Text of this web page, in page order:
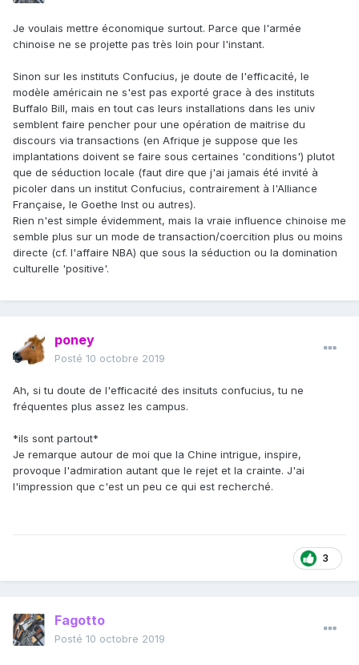
Je voulais mettre économique surtout. Parce que l'armée
chinoise ne se projette pas très loin pour l'instant.
Sinon sur les instituts Confucius, je doute de l'efficacité, le
modèle américain ne s'est pas exporté grace à des instituts
Buffalo Bill, mais en tout cas leurs installations dans les univ
semblent faire pencher pour une opération de maitrise du
discours via transactions (en Afrique je suppose que les
implantations doivent se faire sous certaines 'conditions') plutot
que de séduction locale (faut dire que j'ai jamais été invité à
picoler dans un institut Confucius, contrairement à l'Alliance
Française, le Goethe Inst ou autres).
Rien n'est simple évidemment, mais la vraie influence chinoise me
semble plus sur un mode de transaction/coercition plus ou moins
directe (cf. l'affaire NBA) que sous la séduction ou la domination
culturelle 'positive'.
poney
Posté 10 octobre 2019
Ah, si tu doute de l'efficacité des insituts confucius, tu ne
fréquentes plus assez les campus.
*ils sont partout*
Je remarque autour de moi que la Chine intrigue, inspire,
provoque l'admiration autant que le rejet et la crainte. J'ai
l'impression que c'est un peu ce qui est recherché.
3
Fagotto
Posté 10 octobre 2019